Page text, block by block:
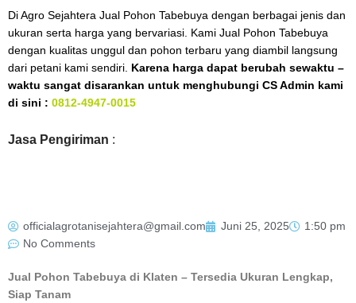
Di Agro Sejahtera Jual Pohon Tabebuya dengan berbagai jenis dan
ukuran serta harga yang bervariasi. Kami Jual Pohon Tabebuya
dengan kualitas unggul dan pohon terbaru yang diambil langsung
dari petani kami sendiri. Karena harga dapat berubah sewaktu –
waktu sangat disarankan untuk menghubungi CS Admin kami
di sini : 0812-4947-0015
Jasa Pengiriman :
officialagrotanisejahtera@gmail.com Juni 25, 2025
1:50 pm
No Comments
Jual Pohon Tabebuya di Klaten – Tersedia Ukuran Lengkap,
Siap Tanam